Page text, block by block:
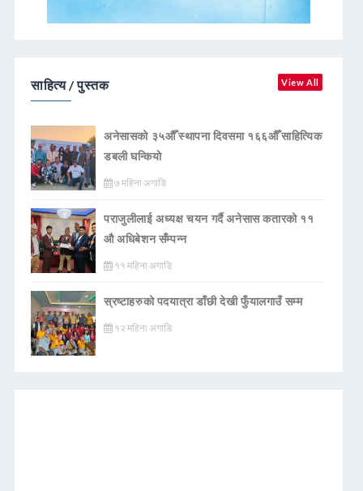
साहित्य / पुस्तक View All
अनेसासको ३५औँ स्थापना दिवसमा १६६औँ साहित्यिक
डबली घन्कियाे
७ महिना अगाडि
पराजुलीलाई अध्यक्ष चयन गर्दै अनेसास कतारको ११
औ अधिबेशन सँम्पन्न
११ महिना अगाडि
स्रष्टाहरुको पदयात्रा डाँछी देखी फुँयालगाउँ सम्म
१२ महिना अगाडि